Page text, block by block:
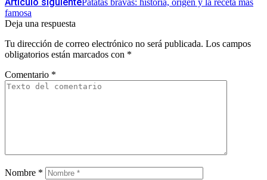
Artículo siguientePatatas bravas: historia, origen y la receta más
famosa
Deja una respuesta
Tu dirección de correo electrónico no será publicada. Los campos
obligatorios están marcados con *
Comentario *
Nombre *